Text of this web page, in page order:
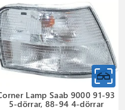
Lamp Saab 9000 91-93
5-dörrar, 88-94 4-dörrar